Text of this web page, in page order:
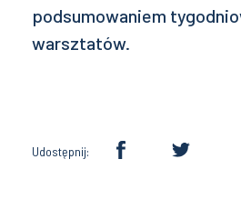
podsumowaniem
warsztatów.
Udostępnij: